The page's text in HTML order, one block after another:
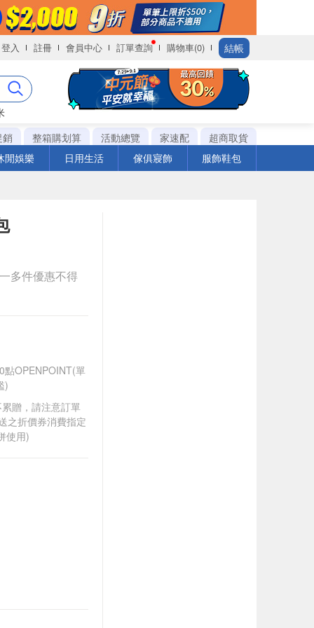
登入 註冊 會員中心 訂單查詢 購物車(0) 結帳
銷
整箱購划算 活動總覽 家速配
超商取貨
閒娛樂
日用生活 傢俱寢飾 服飾鞋包
多件優惠不得
點OPENPOINT(單
)
贈，請注意訂單
之折價券消費指定
使用)